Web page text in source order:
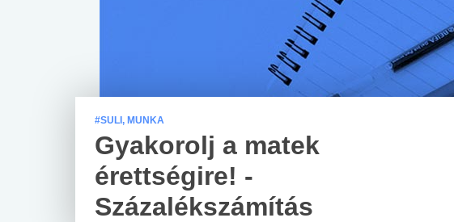
#SULI, MUNKA
Gyakorolj a matek
érettségire! -
Százalékszámítás